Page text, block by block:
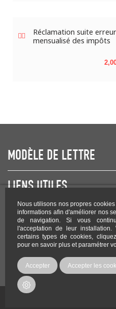
Nous utilisons nos propres
informations afin d'améliorer nos
de navigation. Si vous
l'acceptation de leur
certains types de cookies,
pour en savoir plus et paramétrer
Accepter Accepter les
Réclamation suite
mensualisé des impôts
Prix
MODÈLE DE LETTRE
LIENS UTILES
NEWSLETTER